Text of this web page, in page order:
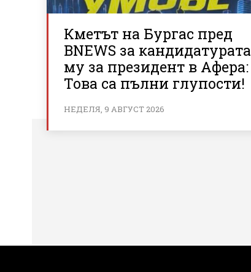
Кметът на Бургас пред
BNEWS за кандидатурата
му за президент в Афера:
Това са пълни глупости!
НЕДЕЛЯ, 9 АВГУСТ 2026